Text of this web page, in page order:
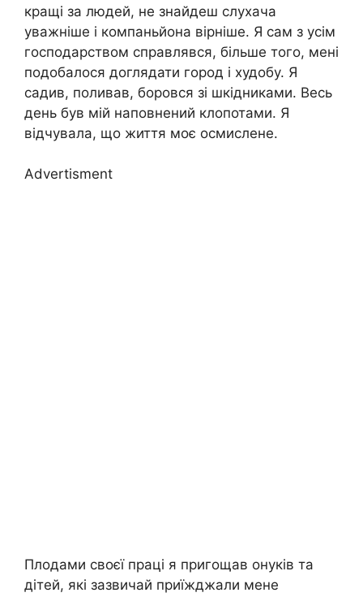
кращі за людей, не знайдеш слухача
уважніше і компаньйона вірніше. Я сам з усім
господарством справлявся, більше того, мені
подобалося доглядати город і худобу. Я
садив, поливав, боровся зі шкідниками. Весь
день був мій наповнений клопотами. Я
відчувала, що життя моє осмислене.
Advertisment
Плодами своєї праці я пригощав онуків та
дітей, які зазвичай приїжджали мене